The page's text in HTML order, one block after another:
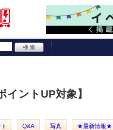
イントUP対象】
Q&A 写真
★最新情報★